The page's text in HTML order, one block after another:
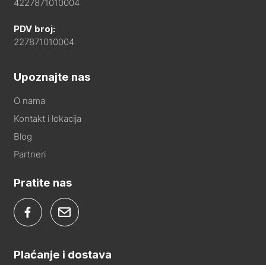
4227871010004
PDV broj:
227871010004
Upoznajte nas
O nama
Kontakt i lokacija
Blog
Partneri
Pratite nas
Plaćanje i dostava